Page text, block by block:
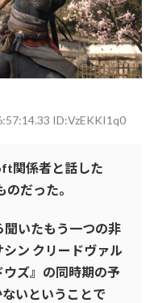
ID:VzEKKI1q0
関係者と話した
だった。
いたもう一つの非
ン クリードヴァル​​
ズ』の同時期の予
いということで